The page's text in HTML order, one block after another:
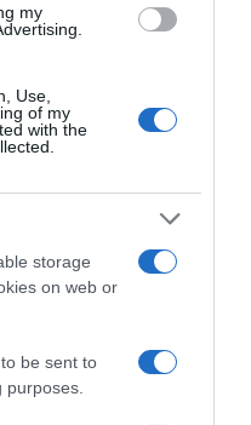
my
Use,
of my
with the
storage
on web or
be sent to
ΚΙΝΗΣΗ
και κέντρο Αθήνας από το